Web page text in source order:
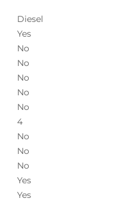
Diesel
Yes
No
No
No
No
No
4
No
No
No
Yes
Yes